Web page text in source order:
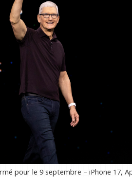
pour le 9 septembre – iPhone 17,